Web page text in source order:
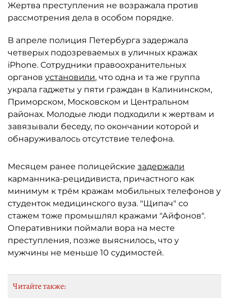
Жертва преступления не возражала против
рассмотрения дела в особом порядке.
В апреле полиция Петербурга задержала
четверых подозреваемых в уличных кражах
iPhone. Сотрудники правоохранительных
органов установили, что одна и та же группа
украла гаджеты у пяти граждан в Калининском,
Приморском, Московском и Центральном
районах. Молодые люди подходили к жертвам и
завязывали беседу, по окончании которой и
обнаруживалось отсутствие телефона.
Месяцем ранее полицейские задержали
карманника-рецидивиста, причастного как
минимум к трём кражам мобильных телефонов у
студенток медицинского вуза. "Щипач" со
стажем тоже промышлял кражами "Айфонов".
Оперативники поймали вора на месте
преступления, позже выяснилось, что у
мужчины не меньше 10 судимостей.
Читайте также: